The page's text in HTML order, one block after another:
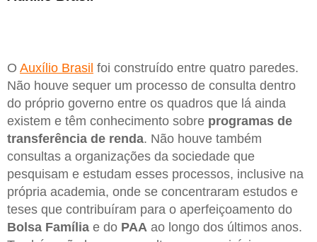
O Auxílio Brasil foi construído entre quatro paredes.
Não houve sequer um processo de consulta dentro
do próprio governo entre os quadros que lá ainda
existem e têm conhecimento sobre programas de
transferência de renda. Não houve também
consultas a organizações da sociedade que
pesquisam e estudam esses processos, inclusive na
própria academia, onde se concentraram estudos e
teses que contribuíram para o aperfeiçoamento do
Bolsa Família e do PAA ao longo dos últimos anos.